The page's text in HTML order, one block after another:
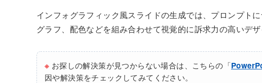
インフォグラフィック風スライドの生成では、プロンプト
グラフ、配色などを組み合わせて視覚的に訴求力の高いデザ
※ お探しの解決策が見つからない場合は、こちらの「
因や解決策をチェックしてみてください。